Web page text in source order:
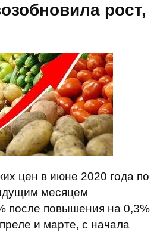
рост,
цен в июне 2020 года по
месяцем
после повышения на 0,3%
и марте, с начала